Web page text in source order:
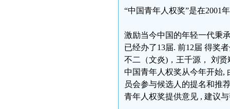
“中国青年人权奖”是在2001
激励当今中国的年轻一代秉
已经办了13届. 前12届 得奖
不二（文炎)，王千源， 刘
中国青年人权奖从今年开始,
员会参与候选人的提名和推
青年人权奖提供意见 , 建议